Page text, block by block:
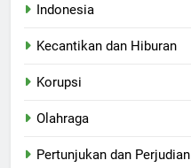
Indonesia
Kecantikan dan Hiburan
Korupsi
Olahraga
Pertunjukan dan Perjudian